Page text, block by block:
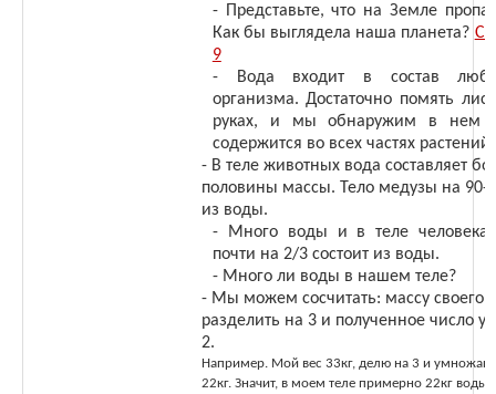
- Представьте, что на Земле
Как бы выглядела наша планета?
9
- Вода входит в состав
организма. Достаточно помять
руках, и мы обнаружим в нем
содержится во всех частях растений.
- В теле животных вода составляет
половины массы. Тело медузы на 90-
из воды.
- Много воды и в теле
почти на 2/3 состоит из воды.
- Много ли воды в нашем теле?
- Мы можем сосчитать: массу своего
разделить на 3 и полученное число
2.
Например. Мой вес 33кг, делю на 3 и умножаю
22кг. Значит, в моем теле примерно 22кг воды.